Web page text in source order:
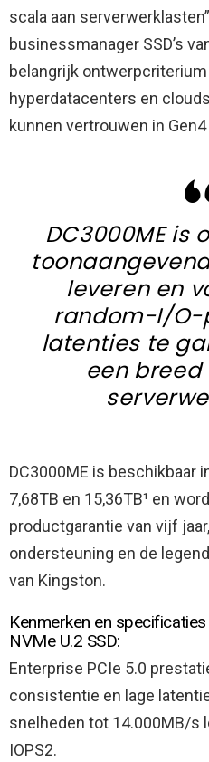
scala aan
businessmanager SSD’s
belangrijk
hyperdatacenters en
kunnen vertrouwen in
DC3000ME is
leveren en
random-I/O-
latenties te
een
DC3000ME is beschikbaar
7,68TB en 15,36TB¹ en
productgarantie van vijf
ondersteuning en de
van Kingston.
Kenmerken en
NVMe U.2 SSD:
Enterprise PCIe 5.0
consistentie en lage
snelheden tot 14.000MB/s
IOPS2.